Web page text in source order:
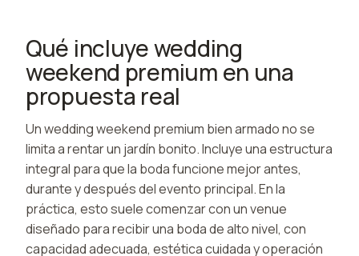
Qué incluye wedding
weekend premium en una
propuesta real
Un wedding weekend premium bien armado no se
limita a rentar un jardín bonito. Incluye una estructura
integral para que la boda funcione mejor antes,
durante y después del evento principal. En la
práctica, esto suele comenzar con un venue
diseñado para recibir una boda de alto nivel, con
capacidad adecuada, estética cuidada y operación